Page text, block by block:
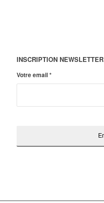
INSCRIPTION NEWSLETTER
Votre email*